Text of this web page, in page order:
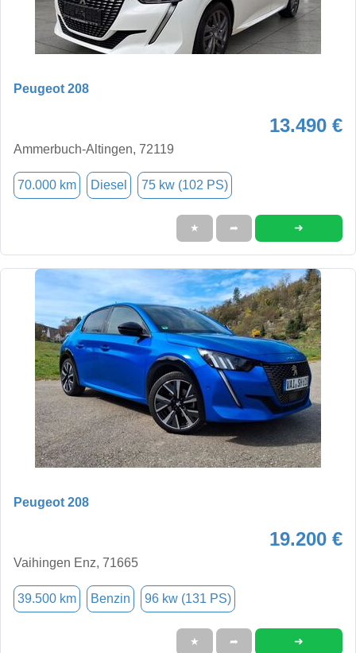
Peugeot 208
13.490 €
Ammerbuch-Altingen, 72119
70.000 km Diesel 75 kw (102 PS)
★ ➦ ➜
Peugeot 208
19.200 €
Vaihingen Enz, 71665
39.500 km Benzin 96 kw (131 PS)
★ ➦ ➜